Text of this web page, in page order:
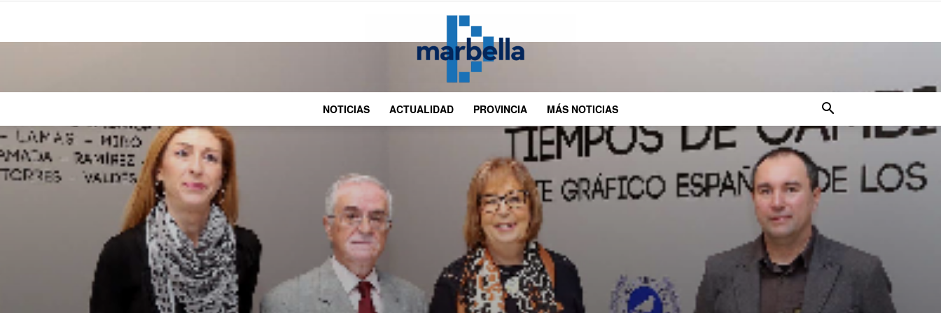
DMarbella
NOTICIAS ACTUALIDAD PROVINCIA MÁS NOTICIAS